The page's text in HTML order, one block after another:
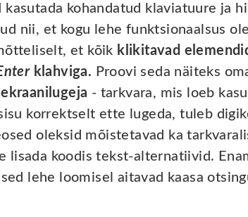
kasutada kohandatud klaviatuure ja
nii, et kogu lehe funktsionaalsus
et kõik klikitavad
klahviga. Proovi seda näiteks
ekraanilugeja - tarkvara, mis loeb
korrektselt ette lugeda, tuleb
oleksid mõistetavad ka
koodis tekst-alternatiivid.
lehe loomisel aitavad kaasa